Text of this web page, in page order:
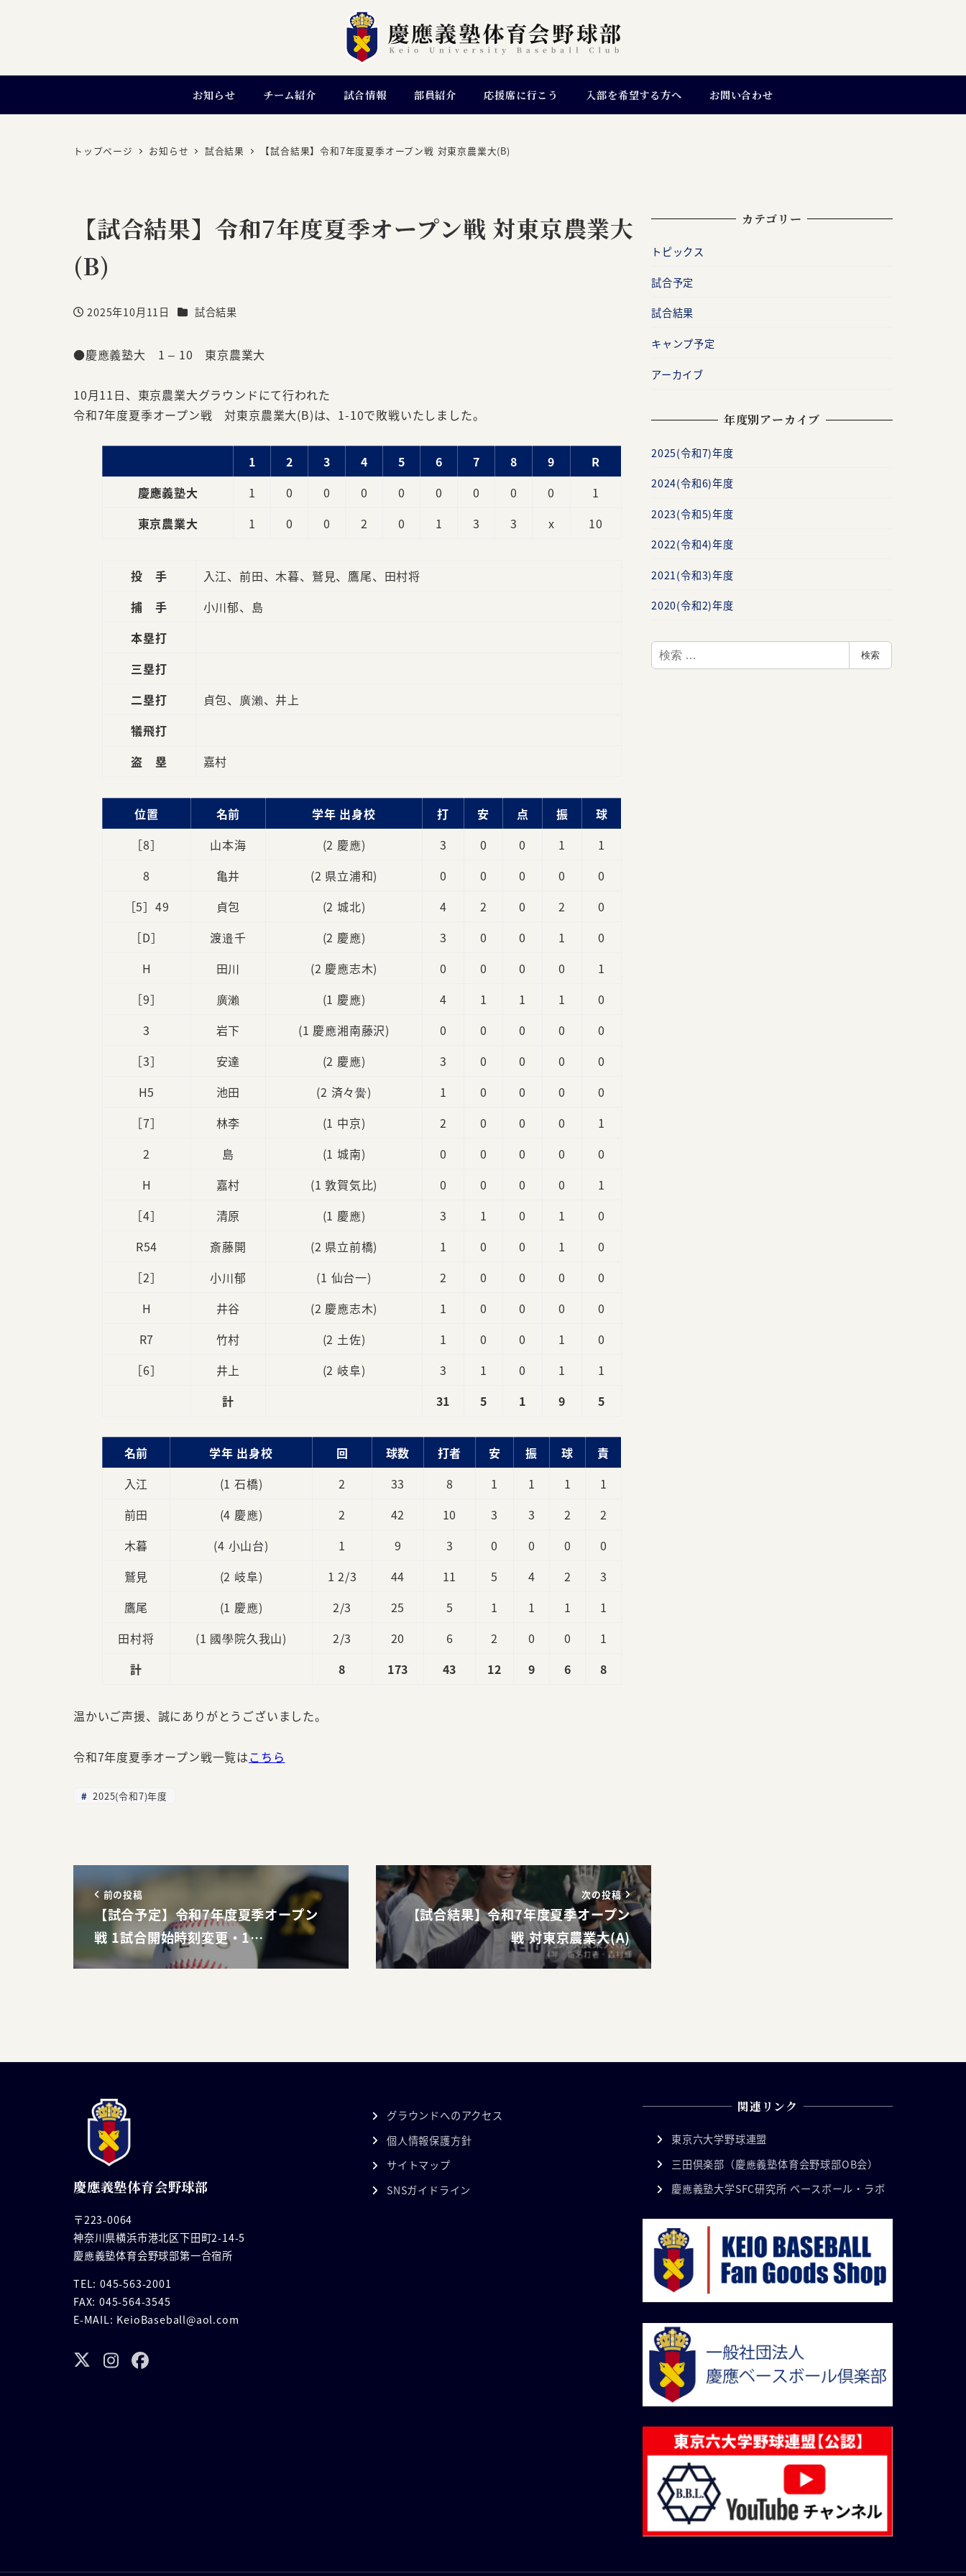
お知らせ チーム紹介 試合情報 部員紹介 応援席に行こう 入部を希望する方へ お問い合わせ
トップページ お知らせ 試合結果 【試合結果】令和7年度夏季オープン戦 対東京農業大(B)
【試合結果】令和7年度夏季オープン戦 対東京農業大
(B)
投稿日
2025年10月11日 カテゴリー
試合結果
●慶應義塾大 1 – 10 東京農業大
10月11日、東京農業大グラウンドにて行われた
令和7年度夏季オープン戦 対東京農業大(B)は、1-10で敗戦いたしました。
1 2 3 4 5 6 7 8 9
R
慶應義塾大
1 0 0 0 0 0 0 0 0
1
東京農業大
1 0 0 2 0 1 3 3 x 10
投 手
入江、前田、木暮、鷲見、鷹尾、田村将
捕 手
小川郁、島
本塁打
三塁打
二塁打
貞包、廣瀨、井上
犠飛打
盗 塁
嘉村
位置 名前 学年 出身校 打 安 点 振
球
［8］
山本海 (2 慶應) 3 0 0 1
1
8
亀井 (2 県立浦和) 0 0 0 0
0
［5］49
貞包 (2 城北) 4 2 0 2
0
［D］
渡邉千 (2 慶應) 3 0 0 1
0
H
田川 (2 慶應志木) 0 0 0 0
1
［9］
廣瀨 (1 慶應) 4 1 1 1
0
3
岩下 (1 慶應湘南藤沢) 0 0 0 0
0
［3］
安達 (2 慶應) 3 0 0 0
0
H5
池田 (2 済々黌) 1 0 0 0
0
［7］
林李 (1 中京) 2 0 0 0
1
2
島 (1 城南) 0 0 0 0
0
H
嘉村 (1 敦賀気比) 0 0 0 0
1
［4］
清原 (1 慶應) 3 1 0 1
0
R54
斎藤開 (2 県立前橋) 1 0 0 1
0
［2］
小川郁 (1 仙台一) 2 0 0 0
0
H
井谷 (2 慶應志木) 1 0 0 0
0
R7
竹村 (2 土佐) 1 0 0 1
0
［6］
井上 (2 岐阜) 3 1 0 1
1
計
31 5 1 9 5
名前 学年 出身校 回 球数 打者 安 振 球
責
入江
(1 石橋) 2 33 8 1 1 1
1
前田
(4 慶應) 2 42 10 3 3 2
2
木暮
(4 小山台) 1 9 3 0 0 0
0
鷲見
(2 岐阜) 1 2/3 44 11 5 4 2
3
鷹尾
(1 慶應) 2/3 25 5 1 1 1
1
田村将
(1 國學院久我山) 2/3 20 6 2 0 0
1
計
8 173 43 12 9 6 8
温かいご声援、誠にありがとうございました。
令和7年度夏季オープン戦一覧はこちら
2025(令和7)年度
前の投稿
【試合予定】令和7年度夏季オープン
戦 1試合開始時刻変更・1…
次の投稿
【試合結果】令和7年度夏季オープン
戦 対東京農業大(A)
カテゴリー
トピックス
試合予定
試合結果
キャンプ予定
アーカイブ
年度別アーカイブ
2025(令和7)年度
2024(令和6)年度
2023(令和5)年度
2022(令和4)年度
2021(令和3)年度
2020(令和2)年度
検
索
検索
慶應義塾体育会野球部
〒223-0064
神奈川県横浜市港北区下田町2-14-5
慶應義塾体育会野球部第一合宿所
TEL: 045-563-2001
FAX: 045-564-3545
E-MAIL: KeioBaseball@aol.com
グラウンドへのアクセス
個人情報保護方針
サイトマップ
SNSガイドライン
関連リンク
東京六大学野球連盟
三田倶楽部（慶應義塾体育会野球部OB会）
慶應義塾大学SFC研究所 ベースボール・ラボ